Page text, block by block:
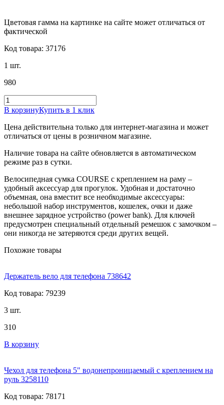
Цветовая гамма на картинке на сайте может отличаться от
фактической
Код товара: 37176
1 шт.
980
В корзинуКупить в 1 клик
Цена действительна только для интернет-магазина и может
отличаться от цены в розничном магазине.
Наличие товара на сайте обновляется в автоматическом
режиме раз в сутки.
Велосипедная сумка COURSE с креплением на раму –
удобный аксессуар для прогулок. Удобная и достаточно
объемная, она вместит все необходимые аксессуары:
небольшой набор инструментов, кошелек, очки и даже
внешнее зарядное устройство (power bank). Для ключей
предусмотрен специальный отдельный ремешок с замочком –
они никогда не затеряются среди других вещей.
Похожие товары
Держатель вело для телефона 738642
Код товара: 79239
3 шт.
310
В корзину
Чехол для телефона 5" водонепроницаемый с креплением на
руль 3258110
Код товара: 78171